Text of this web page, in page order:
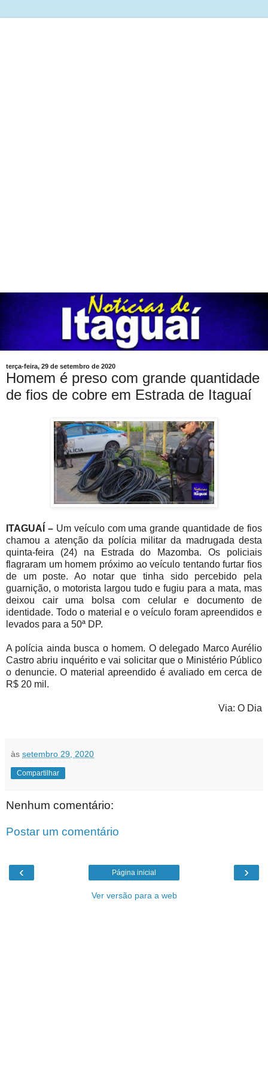
terça-feira, 29 de setembro de 2020
Homem é preso com grande quantidade
de fios de cobre em Estrada de Itaguaí
ITAGUAÍ – Um veículo com uma grande quantidade de fios
chamou a atenção da polícia militar da madrugada desta
quinta-feira (24) na Estrada do Mazomba. Os policiais
flagraram um homem próximo ao veículo tentando furtar fios
de um poste. Ao notar que tinha sido percebido pela
guarnição, o motorista largou tudo e fugiu para a mata, mas
deixou cair uma bolsa com celular e documento de
identidade. Todo o material e o veículo foram apreendidos e
levados para a 50ª DP.
A polícia ainda busca o homem. O delegado Marco Aurélio
Castro abriu inquérito e vai solicitar que o Ministério Público
o denuncie. O material apreendido é avaliado em cerca de
R$ 20 mil.
Via: O Dia
às setembro 29, 2020
Compartilhar
Nenhum comentário:
Postar um comentário
‹ ›
Página inicial
Ver versão para a web